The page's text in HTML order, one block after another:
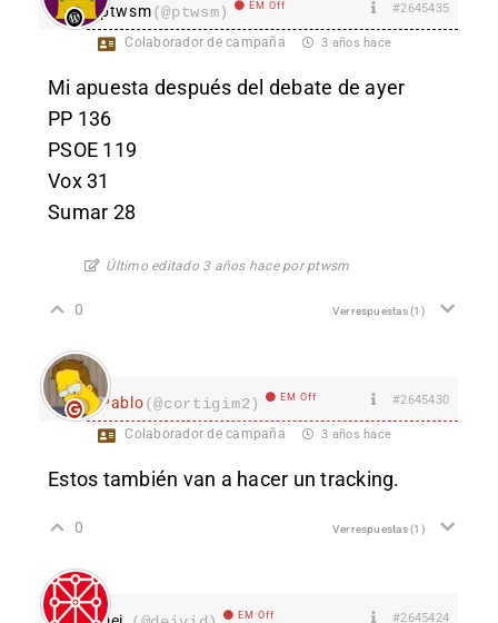
ptwsm(@ptwsm) EM Off #2645435
Colaborador de campaña 3 años hace
Mi apuesta después del debate de ayer
PP 136
PSOE 119
Vox 31
Sumar 28
Último editado 3 años hace por ptwsm
0 Ver respuestas(1)
Pablo(@cortigim2) EM Off #2645430
Colaborador de campaña 3 años hace
Estos también van a hacer un tracking.
0 Ver respuestas(1)
EM Off #2645424